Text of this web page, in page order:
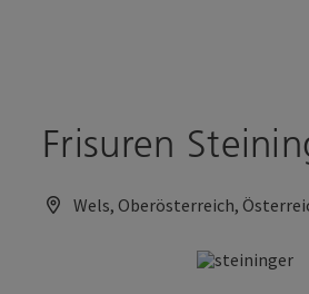
Frisuren
Wels, Oberösterreich,